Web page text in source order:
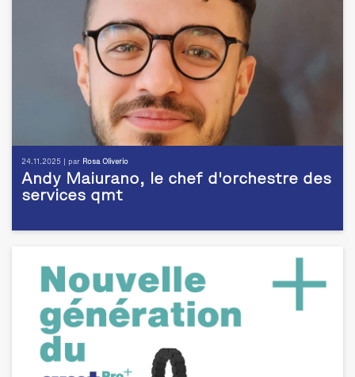
24.11.2025 | par Rosa Oliverio
Andy Maiurano, le chef d'orchestre des
services qmt